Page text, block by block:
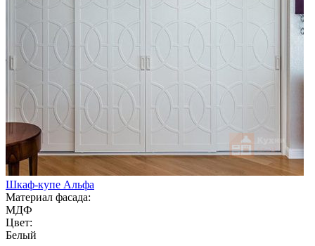
Шкаф-купе Альфа
Материал фасада:
МДФ
Цвет:
Белый